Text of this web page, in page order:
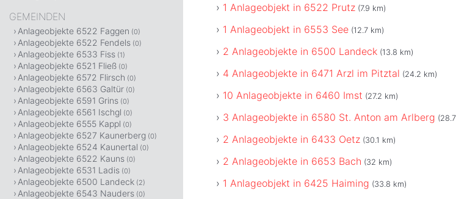
1 Anlageobjekt in 6522 Prutz (7.9 km)
1 Anlageobjekt in 6553 See (12.7 km)
2 Anlageobjekte in 6500 Landeck (13.8 km)
4 Anlageobjekte in 6471 Arzl im Pitztal (24.2 km)
10 Anlageobjekte in 6460 Imst (27.2 km)
3 Anlageobjekte in 6580 St. Anton am Arlberg
2 Anlageobjekte in 6433 Oetz (30.1 km)
2 Anlageobjekte in 6653 Bach (32 km)
1 Anlageobjekt in 6425 Haiming (33.8 km)
GEMEINDEN
Anlageobjekte 6522 Faggen (0)
Anlageobjekte 6522 Fendels (0)
Anlageobjekte 6533 Fiss (1)
Anlageobjekte 6521 Fließ (0)
Anlageobjekte 6572 Flirsch (0)
Anlageobjekte 6563 Galtür (0)
Anlageobjekte 6591 Grins (0)
Anlageobjekte 6561 Ischgl (0)
Anlageobjekte 6555 Kappl (0)
Anlageobjekte 6527 Kaunerberg (0)
Anlageobjekte 6524 Kaunertal (0)
Anlageobjekte 6522 Kauns (0)
Anlageobjekte 6531 Ladis (0)
Anlageobjekte 6500 Landeck (2)
Anlageobjekte 6543 Nauders (0)